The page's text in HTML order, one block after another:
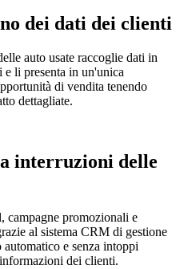
dei dati dei clienti
auto usate raccoglie dati in
li presenta in un'unica
di vendita tenendo
dettagliate.
interruzioni delle
promozionali e
al sistema CRM di gestione
e senza intoppi
dei clienti.